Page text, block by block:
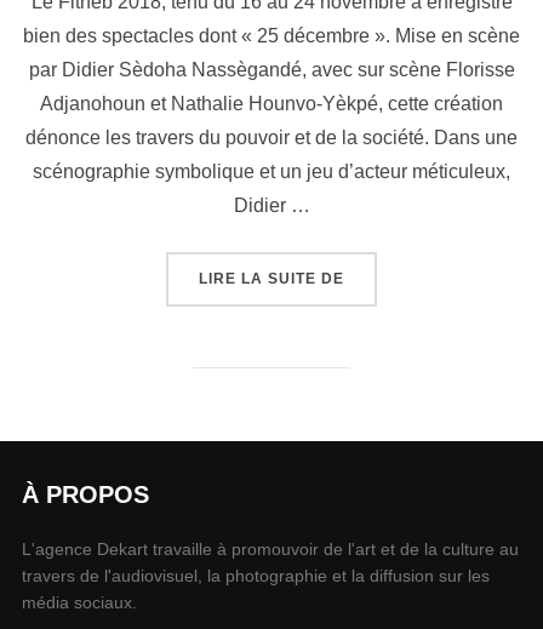
bien des spectacles dont « 25 décembre ». Mise en scène
par Didier Sèdoha Nassègandé, avec sur scène Florisse
Adjanohoun et Nathalie Hounvo-Yèkpé, cette création
dénonce les travers du pouvoir et de la société. Dans une
scénographie symbolique et un jeu d’acteur méticuleux,
Didier …
LIRE LA SUITE DE
À PROPOS
L'agence Dekart travaille à promouvoir de l'art et de la culture au
travers de l'audiovisuel, la photographie et la diffusion sur les
média sociaux.